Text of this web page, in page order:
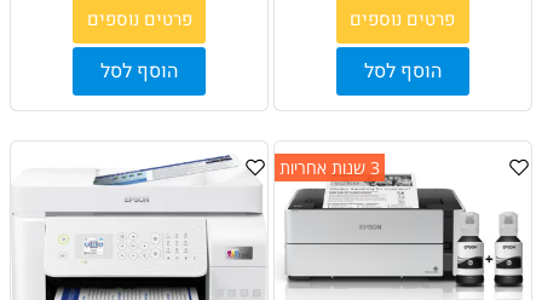
פרטים נוספים
הוסף לסל
פרטים נוספים
הוסף לסל
3 שנות אחריות